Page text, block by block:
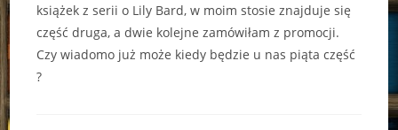
książek z serii o Lily Bard, w moim stosie znajduje się
część druga, a dwie kolejne zamówiłam z promocji.
Czy wiadomo już może kiedy będzie u nas piąta część
?